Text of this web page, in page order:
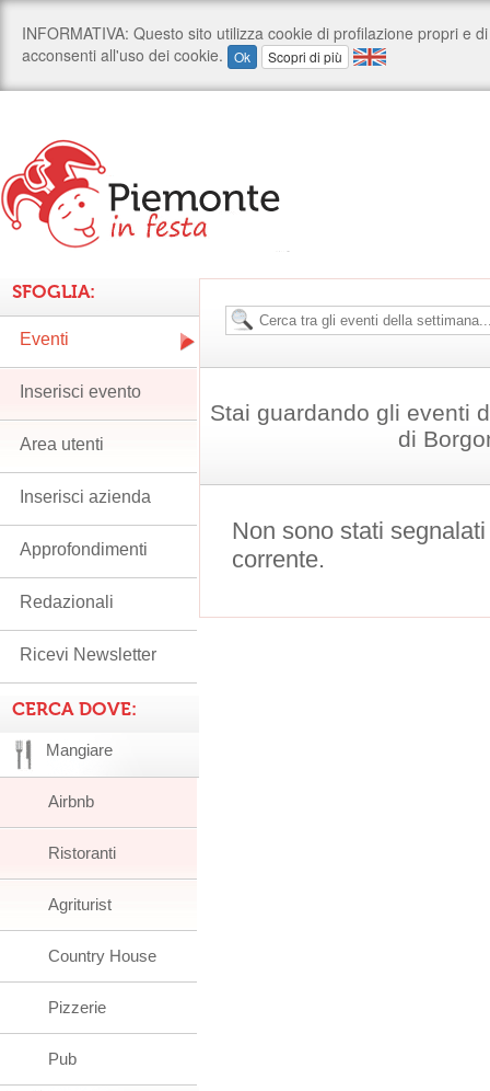
Stai guardando gli eventi
di
Non sono stati
corrente.
SFOGLIA:
Eventi
Inserisci evento
Area utenti
Inserisci azienda
Approfondimenti
Redazionali
Ricevi Newsletter
CERCA DOVE:
Mangiare
Airbnb
Ristoranti
Agriturist
Country House
Pizzerie
Pub